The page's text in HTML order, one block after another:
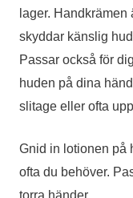
lager. Handkrämen
skyddar känslig
Passar också för
huden på dina
slitage eller ofta
Gnid in lotionen på
ofta du behöver.